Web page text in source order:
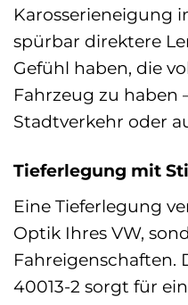
Karosserieneigung
spürbar direktere
Gefühl haben, die
Fahrzeug zu haben
Stadtverkehr oder
Tieferlegung mit
Eine Tieferlegung
Optik Ihres VW,
Fahreigenschaften.
40013-2 sorgt für